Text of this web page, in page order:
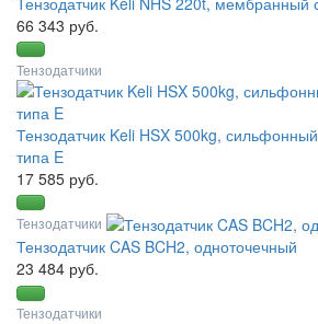
66 343 руб.
Тензодатчики
Тензодатчик Keli HSX 500kg,
типа E
17 585 руб.
Тензодатчики
Тензодатчик CAS BCH2, одноточечный
23 484 руб.
Тензодатчики